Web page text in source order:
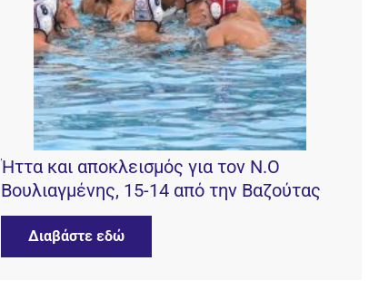
Ήττα και αποκλεισμός για τον Ν.Ο
Βουλιαγμένης, 15-14 από την Βαζούτας
Διαβάστε εδώ